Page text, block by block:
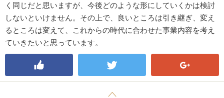
く同じだと思いますが、今後どのような形にしていくかは検討
しないといけません。その上で、良いところは引き継ぎ、変え
るところは変えて、これからの時代に合わせた事業内容を考え
ていきたいと思っています。